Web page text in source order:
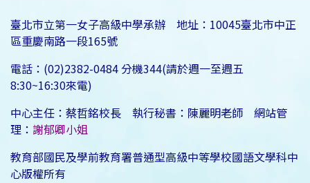
臺北市立第一女子高級中學承辦 地址：10045臺北市中正
區重慶南路一段165號
電話：(02)2382-0484 分機344(請於週一至週五
8:30~16:30來電)
中心主任：蔡哲銘校長 執行秘書：陳麗明老師 網站管
理： 謝郁卿小姐
教育部國民及學前教育署普通型高級中等學校國語文學科中
心版權所有